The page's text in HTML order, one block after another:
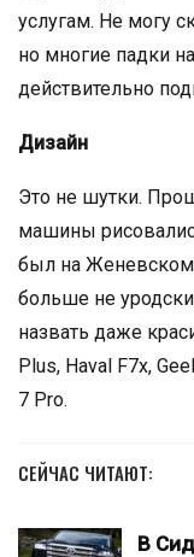
услугам. Не могу
но многие падки
действительно
Дизайн
Это не шутки.
машины
был на Женевском
больше не
назвать даже
Plus, Haval F7x,
7 Pro.
СЕЙЧАС ЧИТАЮТ:
В